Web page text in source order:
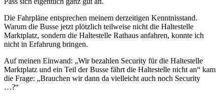
Die Fahrpläne entsprechen meinem derzeitigen Kenntnisstand.
Warum die Busse jetzt plötzlich teilweise nicht die Haltestelle
Marktplatz, sondern die Haltestelle Rathaus anfahren, konnte ich
nicht in Erfahrung bringen.
Auf meinen Einwand: „Wir bezahlen Security für die Haltestelle
Marktplatz und ein Teil der Busse fährt die Haltestelle nicht an“ kam
die Frage: „Brauchen wir dann da vielleicht auch noch Security
…?“